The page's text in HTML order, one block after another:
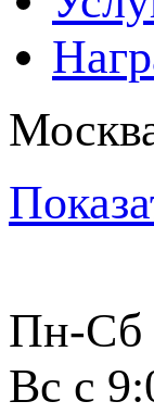
Пн-Сб
Вс с